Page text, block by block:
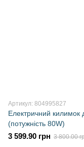
Артикул: 804995827
Електричний килимок
(потужність 80W)
3 599.90 грн 3 800.00